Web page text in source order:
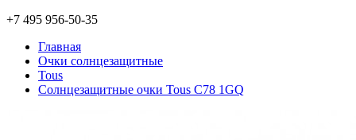
+7 495 956-50-35
Главная
Очки солнцезащитные
Tous
Солнцезащитные очки Tous C78 1GQ